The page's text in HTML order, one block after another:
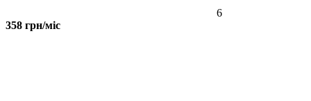
6
358 грн/міс